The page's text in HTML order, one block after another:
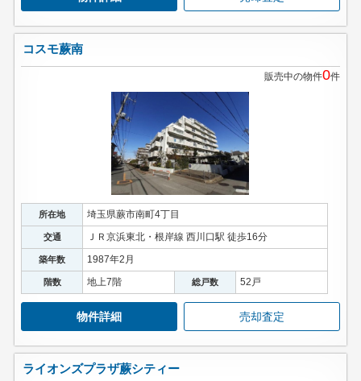
コスモ蕨南
販売中の物件0件
所在地 埼玉県蕨市南町4丁目
交通 ＪＲ京浜東北・根岸線 西川口駅 徒歩16分
築年数 1987年2月
階数 地上7階 総戸数 52戸
物件詳細 売却査定
ライオンズプラザ蕨シティー